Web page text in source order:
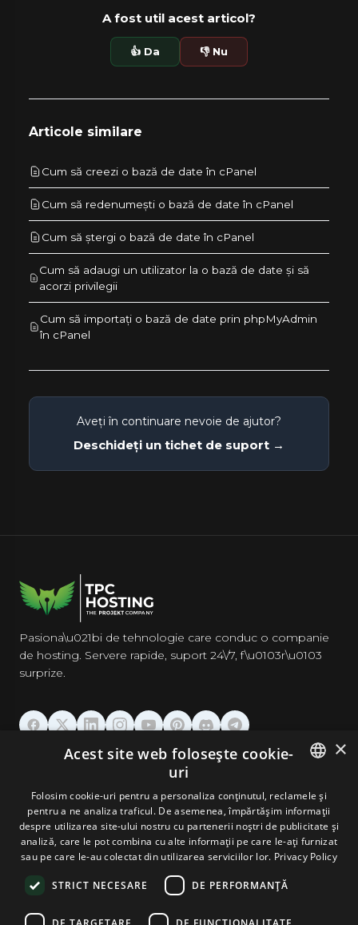
A fost util acest articol?
👍 Da 👎 Nu
Articole similare
Cum să creezi o bază de date în cPanel
Cum să redenumești o bază de date în cPanel
Cum să ștergi o bază de date în cPanel
Cum să adaugi un utilizator la o bază de date și să
acorzi privilegii
Cum să importați o bază de date prin phpMyAdmin
în cPanel
Aveți în continuare nevoie de ajutor?
Deschideți un tichet de suport →
Pasiona\u021bi de tehnologie care conduc o companie
de hosting. Servere rapide, suport 24\/7, f\u0103r\u0103
surprize.
GĂZDUIRE
DOMENII & EMAIL
UNELTE & SECURITATE
COMPANIE
ENGLISH
GERMAN
ROMANIAN
×
Acest site web folosește cookie-
uri
Folosim cookie-uri pentru a personaliza conținutul, reclamele și
pentru a ne analiza traficul. De asemenea, împărtășim informații
despre utilizarea site-ului nostru cu partenerii noștri de publicitate și
analiză, care le pot combina cu alte informații pe care le-ați furnizat
sau pe care le-au colectat din utilizarea serviciilor lor. Privacy Policy
STRICT NECESARE DE PERFORMANȚĂ